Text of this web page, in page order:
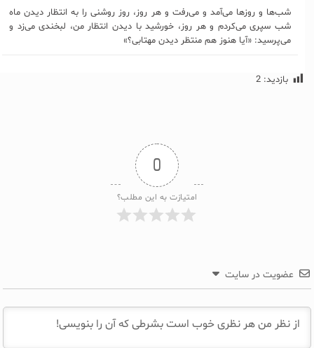
شب‌ها و روزها می‌آمد و می‌رفت و هر روز، روز روشنی را به انتظار دیدن ماه
شب سپری می‌کردم و هر روز، خورشید با دیدن انتظار من، لبخندی می‌زد و
می‌پرسید: «آیا هنوز هم منتظر دیدن مهتابی؟»
بازدید: 2
0
امتیازت به این مطلب؟
عضویت در سایت